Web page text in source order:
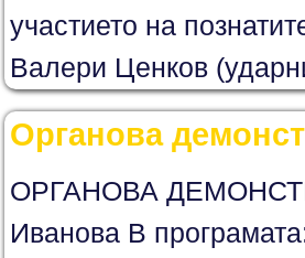
участието на
Валери Ценков
Органова
ОРГАНОВА
Иванова В